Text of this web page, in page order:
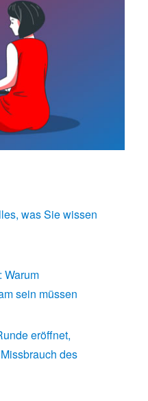
was Sie wissen
Warum
sein müssen
eröffnet,
des